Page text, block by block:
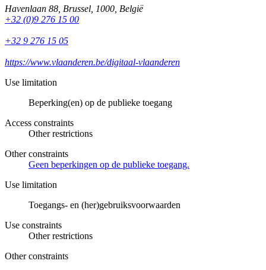
Havenlaan 88 Brussel 1000 België
+32 (0)9 276 15 00
+32 9 276 15 05
https://www.vlaanderen.be/digitaal-vlaanderen
Use limitation
Beperking(en) op de publieke toegang
Access constraints
Other restrictions
Other constraints
Geen beperkingen op de publieke toegang.
Use limitation
Toegangs- en (her)gebruiksvoorwaarden
Use constraints
Other restrictions
Other constraints